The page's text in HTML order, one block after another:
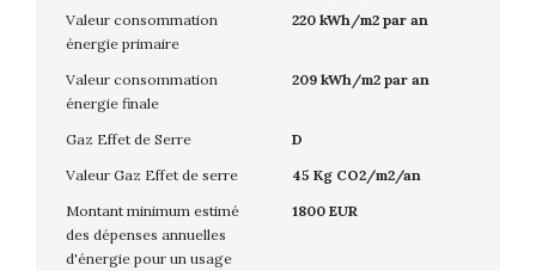
Valeur consommation
énergie primaire
220 kWh/m2 par an
Valeur consommation
énergie finale
209 kWh/m2 par an
Gaz Effet de Serre
D
Valeur Gaz Effet de serre
45 Kg CO2/m2/an
Montant minimum estimé
des dépenses annuelles
d'énergie pour un usage
1800 EUR